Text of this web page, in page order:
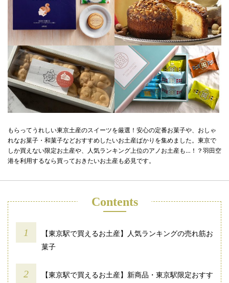
もらってうれしい東京土産のスイーツを厳選！安心の定番お菓子や、おしゃ
れなお菓子・和菓子などおすすめしたいお土産ばかりを集めました。東京で
しか買えない限定お土産や、人気ランキング上位のアノお土産も…！？羽田空
港を利用するなら買っておきたいお土産も必見です。
Contents
【東京駅で買えるお土産】人気ランキングの売れ筋お
菓子
【東京駅で買えるお土産】新商品・東京駅限定おすす